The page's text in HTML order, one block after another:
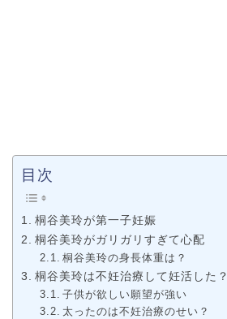
目次
桐谷美玲が第一子妊娠
桐谷美玲がガリガリすぎて心配
桐谷美玲の身長体重は？
桐谷美玲は不妊治療して妊活した？
子供が欲しい願望が強い
太ったのは不妊治療のせい？